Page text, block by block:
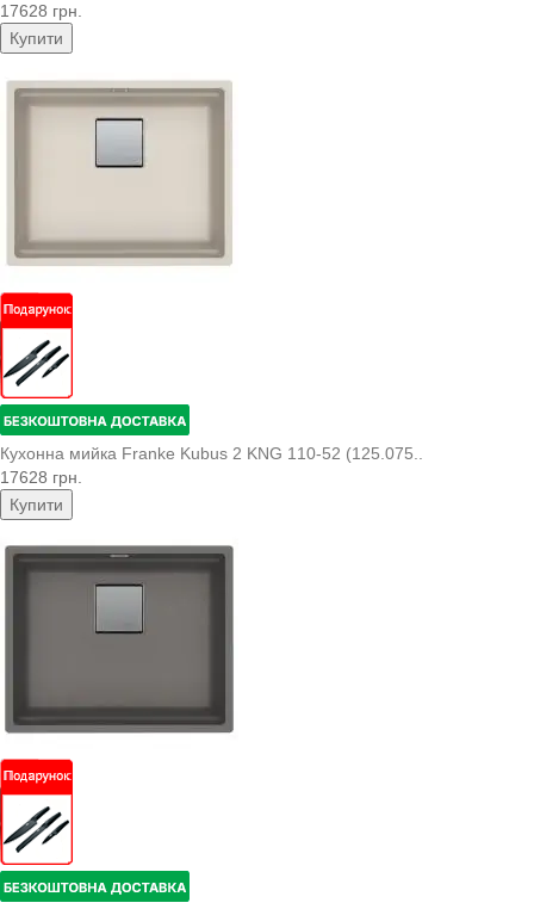
17628 грн.
Купити
Кухонна мийка Franke Kubus 2 KNG 110-52 (125.075..
17628 грн.
Купити